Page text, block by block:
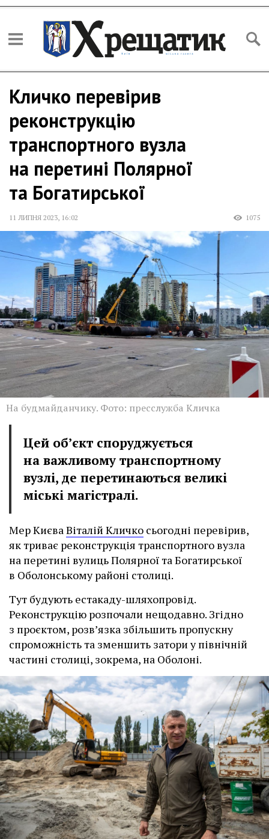
Кличко перевірив
реконструкцію
транспортного вузла
на перетині Полярної
та Богатирської
11 ЛИПНЯ 2023, 16:02 1075
На будмайданчику. Фото: пресслужба Кличка
Цей об’єкт споруджується
на важливому транспортному
вузлі, де перетинаються великі
міські магістралі.
Мер КиєваВіталій Кличко сьогодні перевірив,
як триває реконструкція транспортного вузла
на перетині вулиць Полярної та Богатирської
в Оболонському районі столиці.
Тут будують естакаду-шляхопровід.
Реконструкцію розпочали нещодавно. Згідно
з проєктом, розв’язка збільшить пропускну
спроможність та зменшить затори у північній
частині столиці, зокрема, на Оболоні.